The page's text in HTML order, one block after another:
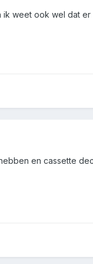
weet ook wel dat
en cassette